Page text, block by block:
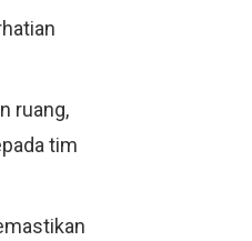
ruang,
tim